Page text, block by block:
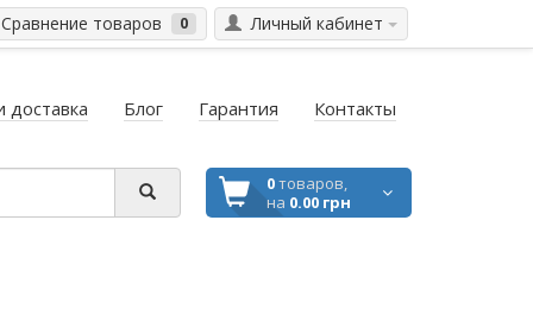
Личный кабинет
товаров 0
доставка Блог Гарантия Контакты
0товаров,
на 0.00 грн